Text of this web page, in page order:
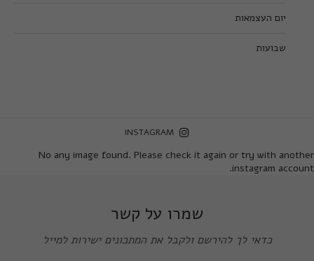
יום העצמאות
שבועות
INSTAGRAM
No any image found. Please check it again or try with another
instagram account.
שמרו על קשר
כדאי לך להירשם ולקבל את המתכונים ישירות למייל